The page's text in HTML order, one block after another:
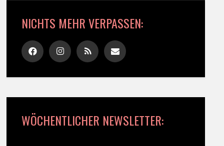
NICHTS MEHR VERPASSEN:
WÖCHENTLICHER NEWSLETTER: